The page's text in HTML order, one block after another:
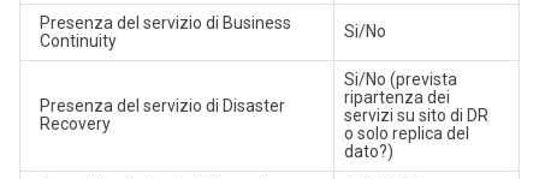
Presenza del servizio di Business
Continuity
Si/No
Presenza del servizio di Disaster
Recovery
Si/No (prevista
ripartenza dei
servizi su sito di DR
o solo replica del
dato?)